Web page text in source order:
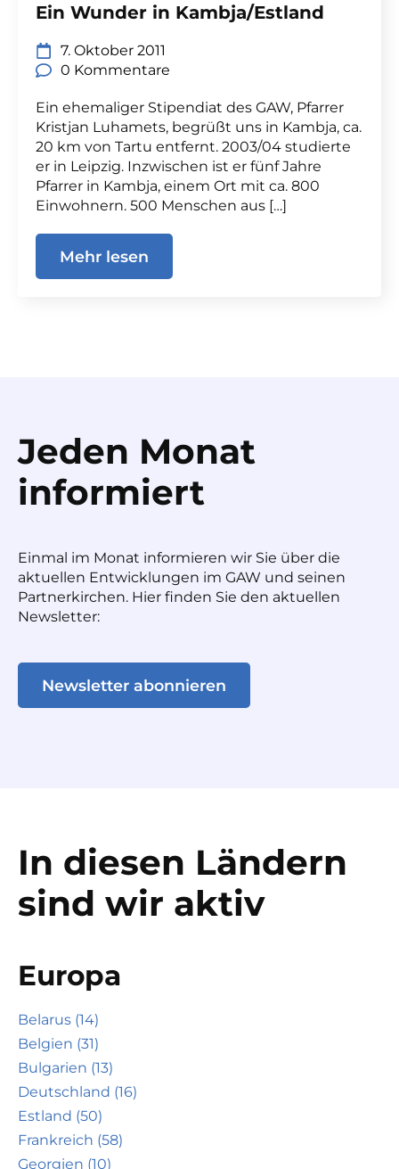
Ein Wunder in Kambja/Estland
7. Oktober 2011
0 Kommentare
Ein ehemaliger Stipendiat des GAW, Pfarrer
Kristjan Luhamets, begrüßt uns in Kambja, ca.
20 km von Tartu entfernt. 2003/04 studierte
er in Leipzig. Inzwischen ist er fünf Jahre
Pfarrer in Kambja, einem Ort mit ca. 800
Einwohnern. 500 Menschen aus […]
Mehr lesen
Jeden Monat
informiert
Einmal im Monat informieren wir Sie über die
aktuellen Entwicklungen im GAW und seinen
Partnerkirchen. Hier finden Sie den aktuellen
Newsletter:
Newsletter abonnieren
In diesen Ländern
sind wir aktiv
Europa
Belarus (14)
Belgien (31)
Bulgarien (13)
Deutschland (16)
Estland (50)
Frankreich (58)
Georgien (10)